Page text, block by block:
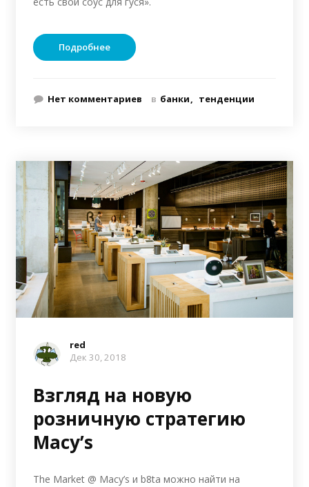
Подробнее
Нет комментариев в банки тенденции
red
Дек 30, 2018
Взгляд на новую
розничную стратегию
Macy’s
The Market @ Macy’s и b8ta можно найти на